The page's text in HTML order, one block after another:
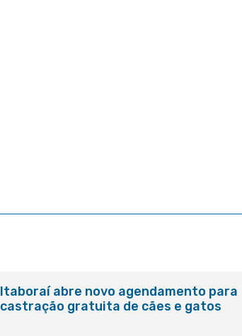
Itaboraí abre novo agendamento para
castração gratuita de cães e gatos